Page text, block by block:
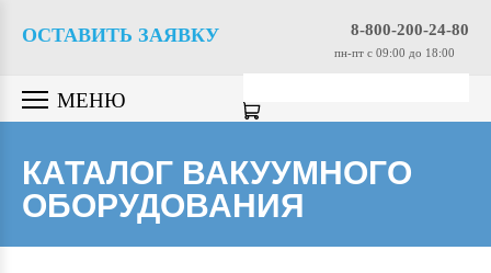
8-800-200-24-80
пн-пт c 09:00 до 18:00
ОСТАВИТЬ ЗАЯВКУ
МЕНЮ
КАТАЛОГ ВАКУУМНОГО
ОБОРУДОВАНИЯ
Вакуумные насосы
Вакуумные датчики
Гелиевые течеискатели